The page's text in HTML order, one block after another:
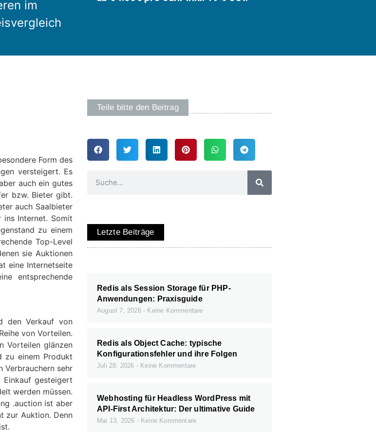
im
Form des
versteigert. Es
auch ein gutes
bzw. Bieter gibt.
auch Saalbieter
ins Internet. Somit
zu einem
Top-Level
sie Auktionen
eine Internetseite
entsprechende
den Verkauf von
von Vorteilen.
Vorteilen glänzen
zu einem Produkt
Verbrauchern sehr
gesteigert
werden müssen.
.auction ist aber
zur Auktion. Denn
Teile bitte den Beitrag
Letzte Beiträge
Redis als Session Storage für PHP-
Anwendungen: Praxisguide
August 7, 2026 Keine Kommentare
Redis als Object Cache: typische
Konfigurationsfehler und ihre Folgen
Juli 28, 2026 Keine Kommentare
Webhosting für Headless WordPress mit
API-First Architektur: Der ultimative Guide
Mai 13, 2026 Keine Kommentare